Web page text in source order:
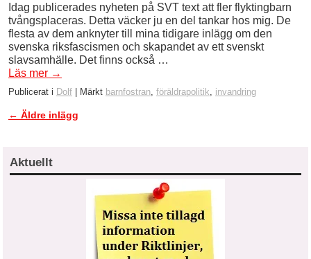
Idag publicerades nyheten på SVT text att fler flyktingbarn
tvångsplaceras. Detta väcker ju en del tankar hos mig. De
flesta av dem anknyter till mina tidigare inlägg om den
svenska riksfascismen och skapandet av ett svenskt
slavsamhälle. Det finns också …
Läs mer →
Publicerat i Dolf | Märkt barnfostran föräldrapolitik invandring
Inläggsnavigering
← Äldre inlägg
Aktuellt